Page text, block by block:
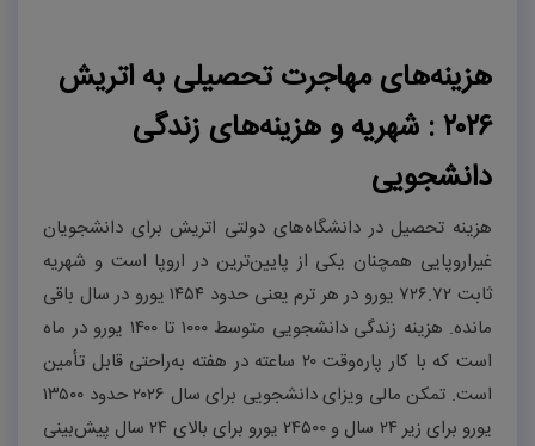
هزینه‌های مهاجرت تحصیلی به اتریش
۲۰۲۶ : شهریه و هزینه‌های زندگی
دانشجویی
هزینه تحصیل در دانشگاه‌های دولتی اتریش برای دانشجویان
غیراروپایی همچنان یکی از پایین‌ترین در اروپا است و شهریه
ثابت ۷۲۶.۷۲ یورو در هر ترم یعنی حدود ۱۴۵۴یورو در سال باقی
مانده. هزینه زندگی دانشجویی متوسط۱۰۰۰ تا۱۴۰۰ یورو در ماه
است که با کار پاره‌وقت۲۰ ساعته در هفته به‌راحتی قابل تأمین
است. تمکن مالی ویزای دانشجویی برای سال ۲۰۲۶حدود ۱۳۵۰۰
یورو برای زیر۲۴ سال و۲۴۵۰۰یورو برای بالای ۲۴سال پیش‌بینی